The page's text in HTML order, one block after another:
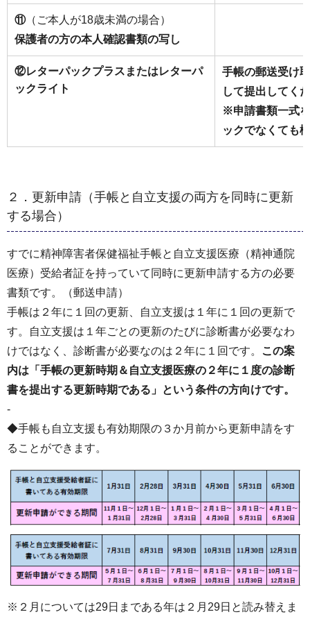
⑪（ご本人が18歳未満の場合）
保護者の方の本人確認書類の写し
⑫レターパックプラスまたはレターパ
ックライト
手帳の郵送受け
して提出してく
※申請書類一式
ックでなくても
２．更新申請（手帳と自立支援の両方を同時に更新
する場合）
すでに精神障害者保健福祉手帳と自立支援医療（精神通院
医療）受給者証を持っていて同時に更新申請する方の必要
書類です。（郵送申請）
手帳は２年に１回の更新、自立支援は１年に１回の更新で
す。自立支援は１年ごとの更新のたびに診断書が必要なわ
けではなく、診断書が必要なのは２年に１回です。
この案
内は「手帳の更新時期＆自立支援医療の２年に１度の診断
書を提出する更新時期である」という条件の方向けです。
-
◆手帳も自立支援も有効期限の３か月前から更新申請をす
ることができます。
※２月については29日まである年は２月29日と読み替えま